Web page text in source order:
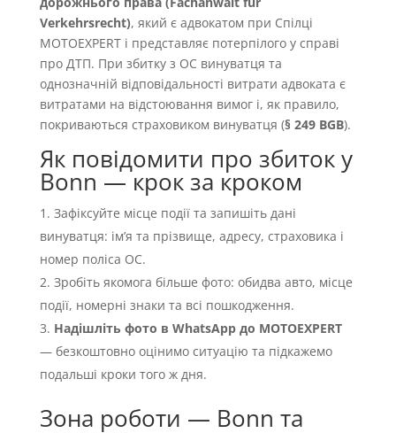
Verkehrsrecht), який є адвокатом при Спілці
MOTOEXPERT і представляє потерпілого у справі
про ДТП. При збитку з OC винуватця та
однозначній відповідальності витрати адвоката є
витратами на відстоювання вимог і, як правило,
покриваються страховиком винуватця (§ 249 BGB).
Як повідомити про збиток у
Bonn — крок за кроком
Зафіксуйте місце події та запишіть дані
винуватця: імʼя та прізвище, адресу, страховика і
номер поліса OC.
Зробіть якомога більше фото: обидва авто, місце
події, номерні знаки та всі пошкодження.
Надішліть фото в WhatsApp до MOTOEXPERT
— безкоштовно оцінимо ситуацію та підкажемо
подальші кроки того ж дня.
Зона роботи — Bonn та